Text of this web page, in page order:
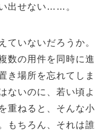
い出せない……。
ていないだろうか。
数の用件を同時に進
き場所を忘れてしま
ないのに、若い頃よ
重ねると、そんな小
もちろん、それは誰